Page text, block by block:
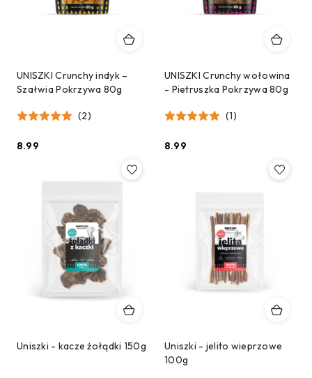
UNISZKI Crunchy indyk –
Szałwia Pokrzywa 80g
(2)
Cena:
8.99
UNISZKI Crunchy wołowina
- Pietruszka Pokrzywa 80g
(1)
Cena:
8.99
Uniszki - kacze żołądki 150g
Uniszki - jelito wieprzowe
100g